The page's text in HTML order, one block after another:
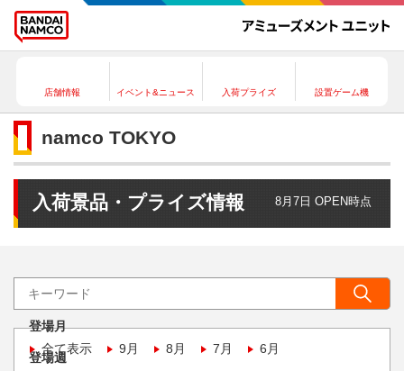
店舗情報 イベント&ニュース 入荷プライズ 設置ゲーム機
namco TOKYO
入荷景品・プライズ情報 8月7日 OPEN時点
登場月
全て表示
9月 8月 7月 6月
登場週